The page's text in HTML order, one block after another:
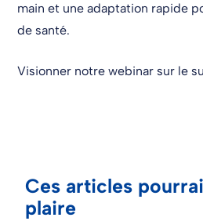
main et une adaptation rapide
de santé.
Visionner notre webinar sur le
Ces articles
plaire